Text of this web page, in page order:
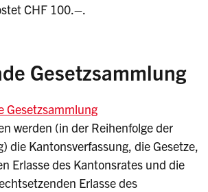
CHF 100.–.
Gesetzsammlung
Gesetzsammlung
werden (in der Reihenfolge der
die Kantonsverfassung, die Gesetze,
Erlasse des Kantonsrates und die
Erlasse des